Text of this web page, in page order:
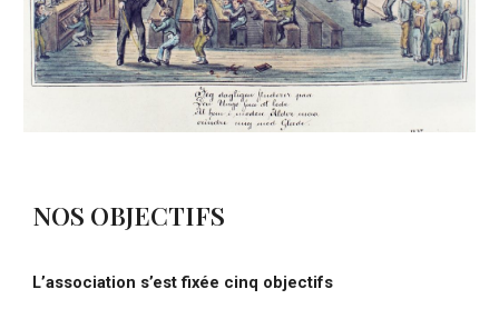
NOS OBJECTIFS
L’association s’est fixée cinq objectifs